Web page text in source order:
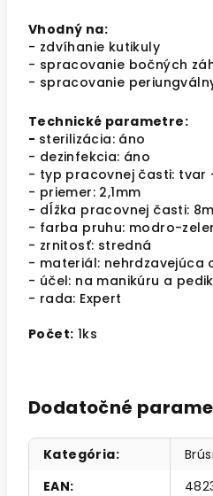
Vhodný na:
- zdvíhanie kutikuly
- spracovanie bočných
- spracovanie
Technické parametre:
- sterilizácia: áno
- dezinfekcia: áno
- typ pracovnej časti: tvar
- priemer: 2,1mm
- dĺžka pracovnej časti:
- farba pruhu: modro-
- zrnitosť: stredná
- materiál: nehrdzavejúca
- účel: na manikúru a
- rada: Expert
Počet: 1ks
Dodatočné
Kategória:
EAN: